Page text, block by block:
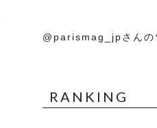
@parismag_jpさんの
RANKING